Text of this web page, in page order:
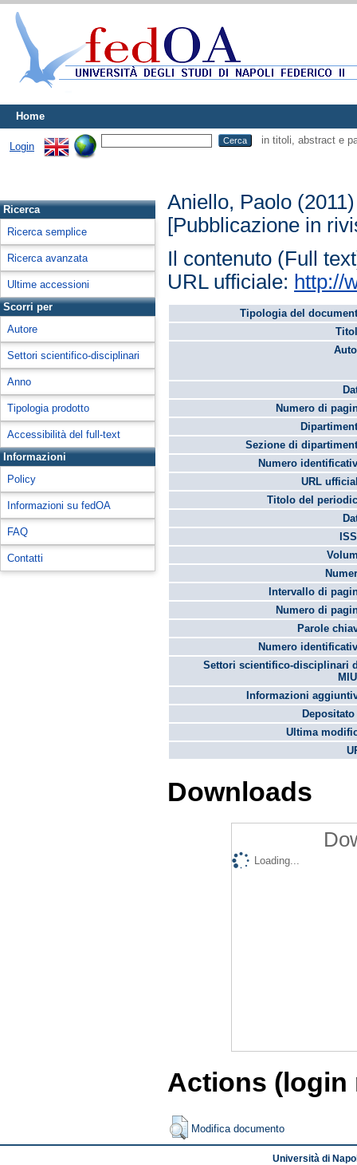
Home
Login
in titoli, abstract e
Ricerca
Ricerca semplice
Ricerca avanzata
Ultime accessioni
Scorri per
Autore
Settori scientifico-disciplinari
Anno
Tipologia prodotto
Accessibilità del full-text
Informazioni
Policy
Informazioni su fedOA
FAQ
Contatti
Aniello, Paolo
[Pubblicazione in
Il contenuto (Full
URL ufficiale: http://
Tipologia del
Numero di
Sezione di
Numero
URL
Titolo del
Intervallo di
Numero di
Parole
Numero
Settori scientifico-disciplinari
Informazioni
Ultima
Downloads
Loading...
Actions (login
Modifica documento
Università di